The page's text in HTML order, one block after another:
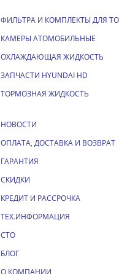
ФИЛЬТРА И КОМПЛЕКТЫ ДЛЯ ТО
КАМЕРЫ АТОМОБИЛЬНЫЕ
ОХЛАЖДАЮЩАЯ ЖИДКОСТЬ
ЗАПЧАСТИ HYUNDAI HD
ТОРМОЗНАЯ ЖИДКОСТЬ
НОВОСТИ
ОПЛАТА, ДОСТАВКА И ВОЗВРАТ
ГАРАНТИЯ
СКИДКИ
КРЕДИТ И РАССРОЧКА
ТЕХ.ИНФОРМАЦИЯ
СТО
БЛОГ
О КОМПАНИИ